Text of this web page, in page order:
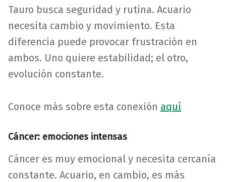
Tauro busca seguridad y rutina. Acuario
necesita cambio y movimiento. Esta
diferencia puede provocar frustración en
ambos. Uno quiere estabilidad; el otro,
evolución constante.
Conoce más sobre esta conexión aquí
Cáncer: emociones intensas
Cáncer es muy emocional y necesita cercanía
constante. Acuario, en cambio, es más